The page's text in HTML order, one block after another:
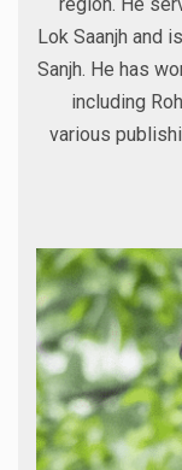
Lok Saanjh and
Sanjh. He has
including
various